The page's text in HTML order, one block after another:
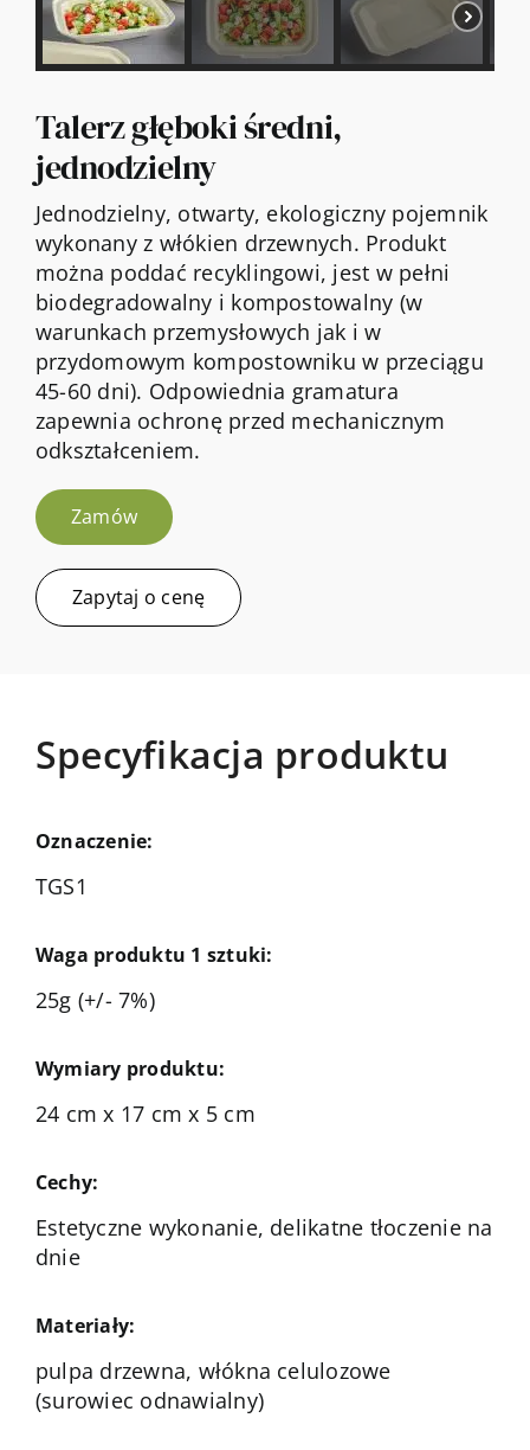
Kontakt
Talerz głęboki średni,
jednodzielny
Jednodzielny, otwarty, ekologiczny pojemnik
wykonany z włókien drzewnych. Produkt
można poddać recyklingowi, jest w pełni
biodegradowalny i kompostowalny (w
warunkach przemysłowych jak i w
przydomowym kompostowniku w przeciągu
45-60 dni). Odpowiednia gramatura
zapewnia ochronę przed mechanicznym
odkształceniem.
Zamów
Zapytaj o cenę
Specyfikacja produktu
Oznaczenie:
TGS1
Waga produktu 1 sztuki:
25g (+/- 7%)
Wymiary produktu:
24 cm x 17 cm x 5 cm
Cechy:
Estetyczne wykonanie, delikatne tłoczenie na
dnie
Materiały:
pulpa drzewna, włókna celulozowe
(surowiec odnawialny)